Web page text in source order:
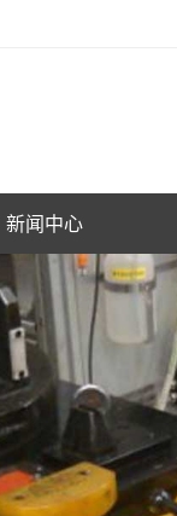
新闻中心